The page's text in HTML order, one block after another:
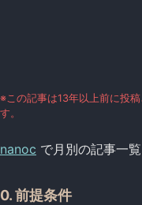
※この記事は13年以上前に投
す。
nanoc で月別の記事一
0. 前提条件